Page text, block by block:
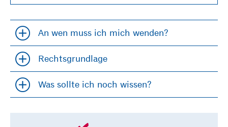
Accordion öfffnen und schließen
An wen muss ich mich wenden?
Accordion öfffnen und schließen
Rechtsgrundlage
Accordion öfffnen und schließen
Was sollte ich noch wissen?